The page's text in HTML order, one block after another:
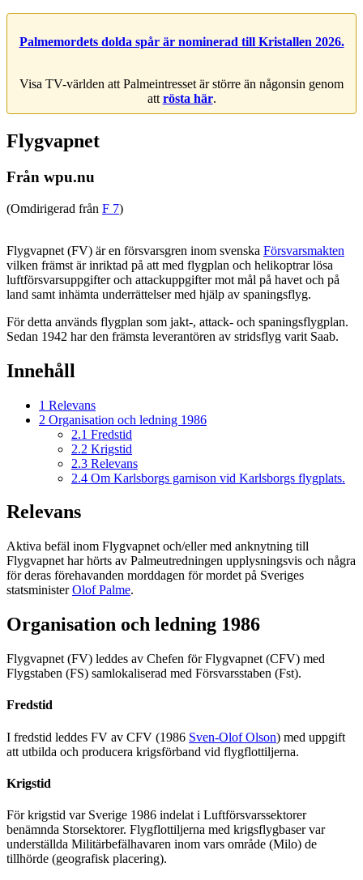
Palmemordets dolda spår är nominerad till Kristallen 2026.
Visa TV-världen att Palmeintresset är större än någonsin genom
att rösta här.
Flygvapnet
Från wpu.nu
(Omdirigerad från F 7)
Flygvapnet (FV) är en försvarsgren inom svenska Försvarsmakten
vilken främst är inriktad på att med flygplan och helikoptrar lösa
luftförsvarsuppgifter och attackuppgifter mot mål på havet och på
land samt inhämta underrättelser med hjälp av spaningsflyg.
För detta används flygplan som jakt-, attack- och spaningsflygplan.
Sedan 1942 har den främsta leverantören av stridsflyg varit Saab.
Innehåll
1 Relevans
2 Organisation och ledning 1986
2.1 Fredstid
2.2 Krigstid
2.3 Relevans
2.4 Om Karlsborgs garnison vid Karlsborgs flygplats.
Relevans
Aktiva befäl inom Flygvapnet och/eller med anknytning till
Flygvapnet har hörts av Palmeutredningen upplysningsvis och några
för deras förehavanden morddagen för mordet på Sveriges
statsministerOlof Palme.
Organisation och ledning 1986
Flygvapnet (FV) leddes av Chefen för Flygvapnet (CFV) med
Flygstaben (FS) samlokaliserad med Försvarsstaben (Fst).
Fredstid
I fredstid leddes FV av CFV (1986 Sven-Olof Olson) med uppgift
att utbilda och producera krigsförband vid flygflottiljerna.
Krigstid
För krigstid var Sverige 1986 indelat i Luftförsvarssektorer
benämnda Storsektorer. Flygflottiljerna med krigsflygbaser var
underställda Militärbefälhavaren inom vars område (Milo) de
tillhörde (geografisk placering).